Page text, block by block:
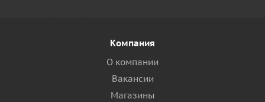
Компания
О компании
Вакансии
Магазины